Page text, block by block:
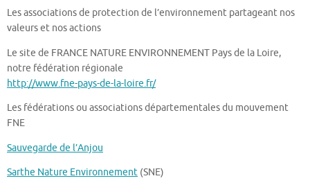
Les associations de protection de l’environnement partageant nos
valeurs et nos actions
Le site de FRANCE NATURE ENVIRONNEMENT Pays de la Loire,
notre fédération régionale
http://www.fne-pays-de-la-loire.fr/
Les fédérations ou associations départementales du mouvement
FNE
Sauvegarde de l’Anjou
Sarthe Nature Environnement (SNE)